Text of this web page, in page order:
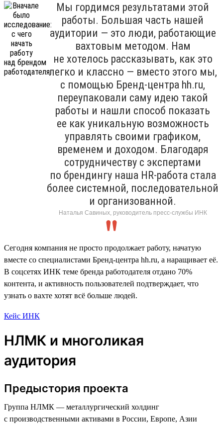
Мы гордимся результатами этой
работы. Большая часть нашей
аудитории — это люди, работающие
вахтовым методом. Нам
не хотелось рассказывать, как это
легко и классно — вместо этого мы,
с помощью Бренд-центра hh.ru,
переупаковали саму идею такой
работы и нашли способ показать
ее как уникальную возможность
управлять своими графиком,
временем и доходом. Благодаря
сотрудничеству с экспертами
по брендингу наша HR-работа стала
более системной, последовательной
и организованной.
Наталья Савиных, руководитель пресс-службы ИНК
Сегодня компания не просто продолжает работу, начатую
вместе со специалистами Бренд-центра hh.ru, а наращивает её.
В соцсетях ИНК теме бренда работодателя отдано 70%
контента, и активность пользователей подтверждает, что
узнать о вахте хотят всё больше людей.
Кейс ИНК
НЛМК и многоликая
аудитория
Предыстория проекта
Группа НЛМК — металлургический холдинг
с производственными активами в России, Европе, Азии